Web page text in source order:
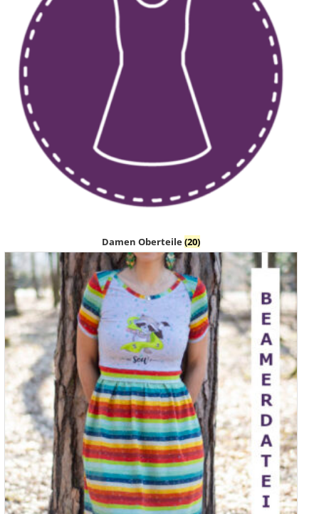
Damen Oberteile(20)